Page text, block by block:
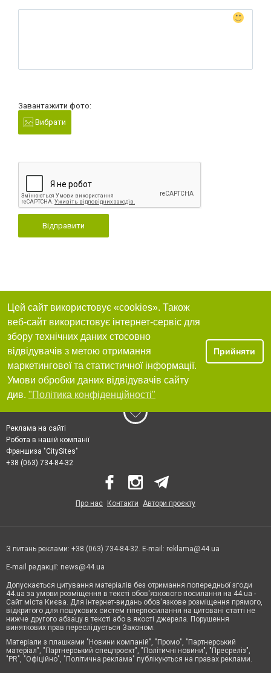
Завантажити фото:
Вибрати
Відправити
Цей сайт використовує «cookies». Також
веб-сайт використовує інтернет-сервіс для
збору технічних даних стосовно
відвідувачів з метою отримання
маркетингової та статистичної інформації.
Умови обробки даних відвідувачів сайту
див. "Політика конфіденційності"
Прийняти
Реклама на сайті
Робота в нашій компанії
Франшиза "CitySites"
+38 (063) 734-84-32
Про нас Контакти Автори проєкту
З питань реклами: +38 (063) 734-84-32. E-mail: reklama@44.ua
E-mail редакції: news@44.ua
Допускається цитування матеріалів без отримання попередньої згоди
44.ua за умови розміщення в тексті обов'язкового посилання на 44.ua -
Сайт міста Києва. Для інтернет-видань обов'язкове розміщення прямого,
відкритого для пошукових систем гіперпосилання на цитовані статті не
нижче другого абзацу в тексті або в якості джерела. Порушення
виняткових прав переслідується Законом.
Матеріали з плашками "Новини компаній", "Промо", "Партнерський
матеріал", "Партнерський спецпроєкт", "Політичні новини", "Пресреліз",
"PR", "Офіційно", "Політична реклама" публікуються на правах реклами.